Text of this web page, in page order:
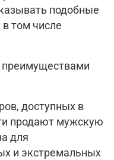
подобные
том числе
доступных в
продают мужскую
для
и экстремальных